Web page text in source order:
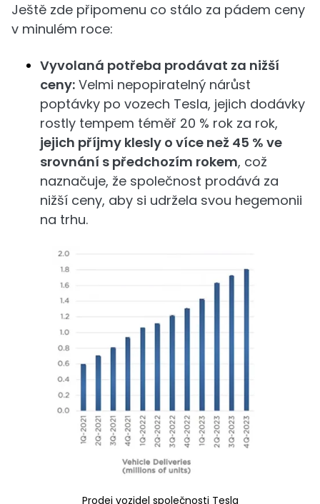
Ještě zde připomenu co stálo za pádem ceny
v minulém roce:
Vyvolaná potřeba prodávat za nižší
ceny: Velmi nepopiratelný nárůst
poptávky po vozech Tesla, jejich dodávky
rostly tempem téměř 20 % rok za rok,
jejich příjmy klesly o více než 45 % ve
srovnání s předchozím rokem, což
naznačuje, že společnost prodává za
nižší ceny, aby si udržela svou hegemonii
na trhu.
Prodej vozidel společnosti Tesla